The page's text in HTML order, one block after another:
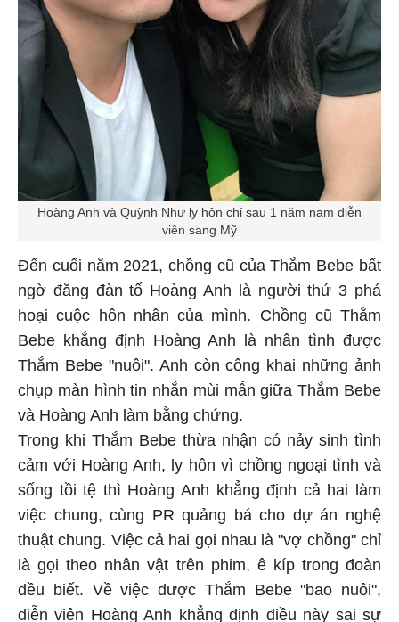
Hoàng Anh và Quỳnh Như ly hôn chỉ sau 1 năm nam diễn
viên sang Mỹ
Đến cuối năm 2021, chồng cũ của Thắm Bebe bất
ngờ đăng đàn tố Hoàng Anh là người thứ 3 phá
hoại cuộc hôn nhân của mình. Chồng cũ Thắm
Bebe khẳng định Hoàng Anh là nhân tình được
Thắm Bebe "nuôi". Anh còn công khai những ảnh
chụp màn hình tin nhắn mùi mẫn giữa Thắm Bebe
và Hoàng Anh làm bằng chứng.
Trong khi Thắm Bebe thừa nhận có nảy sinh tình
cảm với Hoàng Anh, ly hôn vì chồng ngoại tình và
sống tồi tệ thì Hoàng Anh khẳng định cả hai làm
việc chung, cùng PR quảng bá cho dự án nghệ
thuật chung. Việc cả hai gọi nhau là "vợ chồng" chỉ
là gọi theo nhân vật trên phim, ê kíp trong đoàn
đều biết. Về việc được Thắm Bebe "bao nuôi",
diễn viên Hoàng Anh khẳng định điều này sai sự